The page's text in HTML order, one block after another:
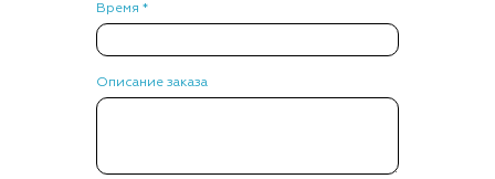
Время *
Описание заказа